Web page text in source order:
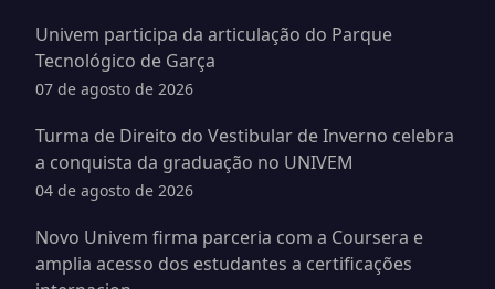
Univem participa da articulação do Parque
Tecnológico de Garça
07 de agosto de 2026
Turma de Direito do Vestibular de Inverno celebra
a conquista da graduação no UNIVEM
04 de agosto de 2026
Novo Univem firma parceria com a Coursera e
amplia acesso dos estudantes a certificações